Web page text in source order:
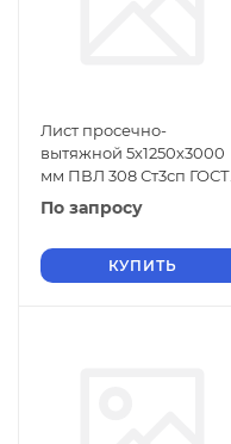
Лист просечно-
вытяжной 5х1250х3000
мм ПВЛ 308 Ст3сп ГОСТ
8706-78
По запросу
КУПИТЬ